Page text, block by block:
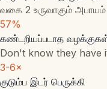
வகை 2 உருவாகும்
57%
கண்டறியப்படாத
Don't know they have
3-6×
குடும்ப இடர் பெருக்கி